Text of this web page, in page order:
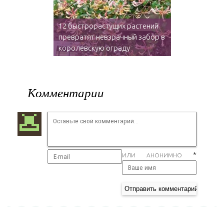
12 быстрорастущих растений
превратят невзрачный забор в
королевскую ограду
Комментарии
ИЛИ АНОНИМНО *